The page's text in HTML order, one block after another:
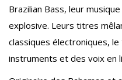
Brazilian Bass, leur
explosive. Leurs titres
classiques électroniques,
instruments et des voix en